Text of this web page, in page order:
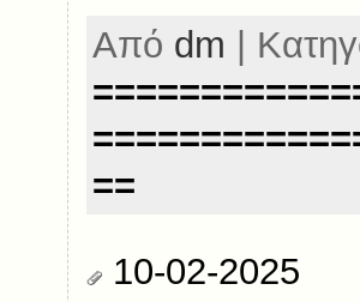
Από dm |
==
10-02-2025